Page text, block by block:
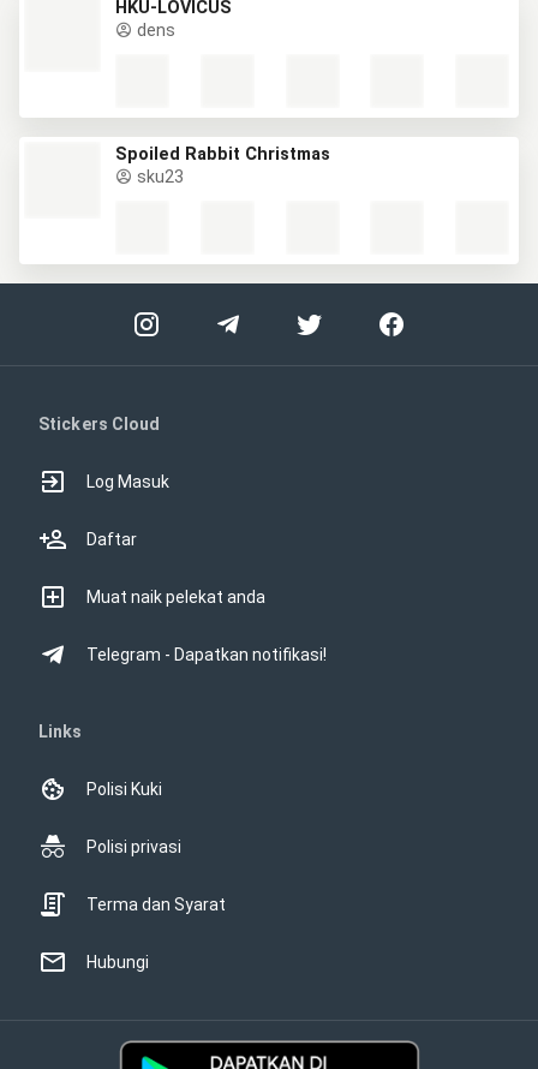
HKU-LOVICUS
dens
Spoiled Rabbit Christmas
sku23
Stickers Cloud
Log Masuk
Daftar
Muat naik pelekat anda
Telegram - Dapatkan notifikasi!
Links
Polisi Kuki
Polisi privasi
Terma dan Syarat
Hubungi